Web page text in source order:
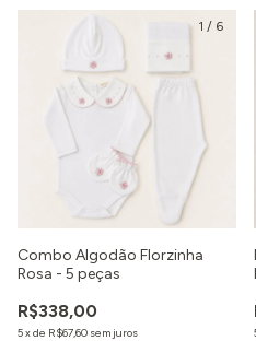
1 / 6
Combo Algodão Florzinha
Rosa - 5 peças
R$338,00
5xde R$67,60 sem juros